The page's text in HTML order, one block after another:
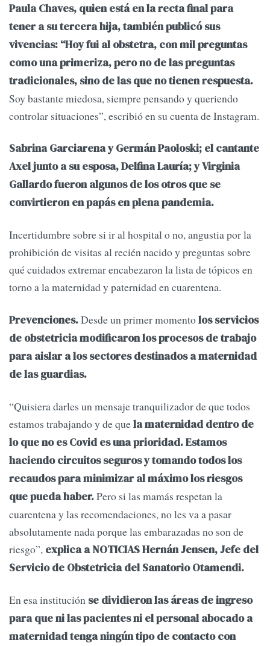
Paula Chaves, quien está en la recta final para
tener a su tercera hija, también publicó sus
vivencias: “Hoy fui al obstetra, con mil preguntas
como una primeriza, pero no de las preguntas
tradicionales, sino de las que no tienen respuesta.
Soy bastante miedosa, siempre pensando y queriendo
controlar situaciones”, escribió en su cuenta de Instagram.
Sabrina Garciarena y Germán Paoloski; el cantante
Axel junto a su esposa, Delfina Lauría; y Virginia
Gallardo fueron algunos de los otros que se
convirtieron en papás en plena pandemia.
Incertidumbre sobre si ir al hospital o no, angustia por la
prohibición de visitas al recién nacido y preguntas sobre
qué cuidados extremar encabezaron la lista de tópicos en
torno a la maternidad y paternidad en cuarentena.
Prevenciones.Desde un primer momentolos servicios
de obstetricia modificaron los procesos de trabajo
para aislar a los sectores destinados a maternidad
de las guardias.
“Quisiera darles un mensaje tranquilizador de que todos
estamos trabajando y de quela maternidad dentro de
lo que no es Covid es una prioridad. Estamos
haciendo circuitos seguros y tomando todos los
recaudos para minimizar al máximo los riesgos
que pueda haber.Pero si las mamás respetan la
cuarentena y las recomendaciones, no les va a pasar
absolutamente nada porque las embarazadas no son de
riesgo”, explica a NOTICIAS Hernán Jensen, Jefe del
Servicio de Obstetricia del Sanatorio Otamendi.
En esa institución se dividieron las áreas de ingreso
para que ni las pacientes ni el personal abocado a
maternidad tenga ningún tipo de contacto con